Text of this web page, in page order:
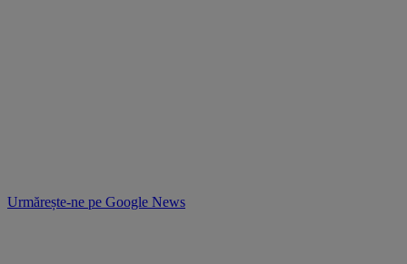
Urmărește-ne pe Google News